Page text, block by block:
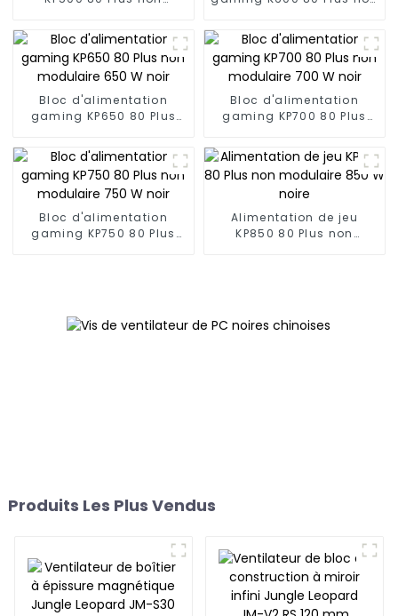
Bloc d'alimentation
gaming KP650 80 Plus
noir
Bloc d'alimentation
gaming KP700 80 Plus
noir
Bloc d'alimentation
gaming KP750 80 Plus
Alimentation de jeu
KP850 80 Plus non
Produits Les Plus Vendus